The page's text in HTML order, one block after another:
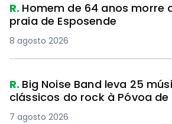
R. Homem de 64 anos morre
praia de Esposende
8 agosto 2026
R. Big Noise Band leva 25
clássicos do rock à Póvoa de
7 agosto 2026